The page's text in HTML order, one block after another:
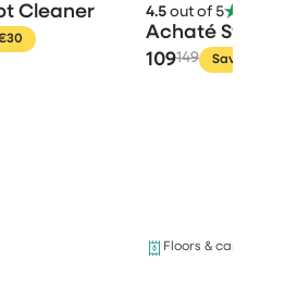
Cleaner
4.5out of 5
Achaté
109149 Save €40
Floors & carpets